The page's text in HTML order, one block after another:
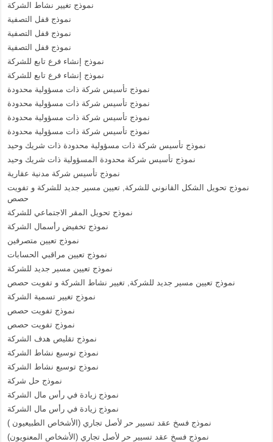
نموذج تغيير نشاط الشركة
نموذج قفل التصفية
نموذج قفل التصفية
نموذج قفل التصفية
نموذج إنشاء فرع تابع للشركة
نموذج إنشاء فرع تابع للشركة
نموذج تأسيس شركة ذات مسؤولية محدودة
نموذج تأسيس شركة ذات مسؤولية محدودة
نموذج تأسيس شركة ذات مسؤولية محدودة
نموذج تأسيس شركة ذات مسؤولية محدودة
نموذج تأسيس شركة ذات مسؤولية محدودة ذات شريك وحيد
نموذج تأسيس شركة محدودة المسؤولية ذات شريك وحيد
نموذج تأسيس شركة مدنية عقارية
نموذج تحويل الشكل القانوني للشركة, تعيين مسير جديد للشركة و تفويت
حصص
نموذج تحويل المقر الاجتماعي للشركة
نموذج تعيين متصرفين
نموذج تعيين مراقبي الحسابات
نموذج تعيين مسير جديد للشركة
نموذج تعيين مسير جديد للشركة, تغيير نشاط الشركة و تفويت حصص
نموذج تغيير تسمية الشركة
نموذج تفويت حصص
نموذج تفويت حصص
نموذج تقليص هدف الشركة
نموذج توسيع نشاط الشركة
نموذج توسيع نشاط الشركة
نموذج حل شركة
نموذج زيادة في رأس مال الشركة
نموذج زيادة في رأس مال الشركة
نموذج فسخ عقد تسيير حر لأصل تجاري (الأشخاص الطبيعيون )
نموذج فسخ عقد تسيير حر لأصل تجاري (الأشخاص المعنويون)